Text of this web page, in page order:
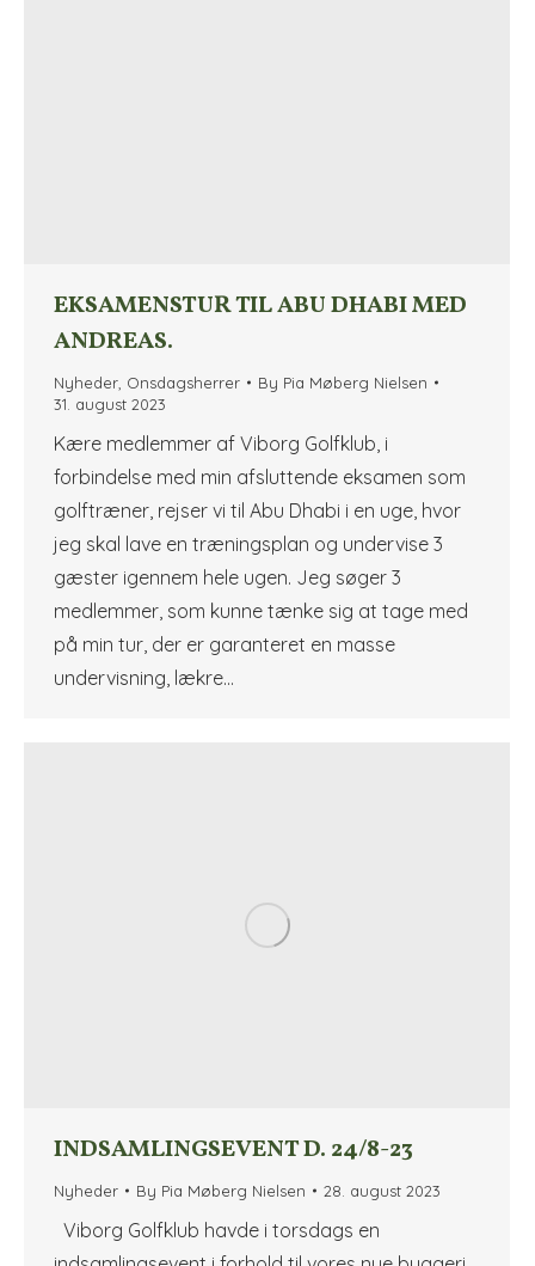
EKSAMENSTUR TIL ABU DHABI MED
ANDREAS.
Nyheder, Onsdagsherrer By Pia Møberg Nielsen
31. august 2023
Kære medlemmer af Viborg Golfklub, i
forbindelse med min afsluttende eksamen som
golftræner, rejser vi til Abu Dhabi i en uge, hvor
jeg skal lave en træningsplan og undervise 3
gæster igennem hele ugen. Jeg søger 3
medlemmer, som kunne tænke sig at tage med
på min tur, der er garanteret en masse
undervisning, lækre…
INDSAMLINGSEVENT D. 24/8-23
Nyheder By Pia Møberg Nielsen 28. august 2023
Viborg Golfklub havde i torsdags en